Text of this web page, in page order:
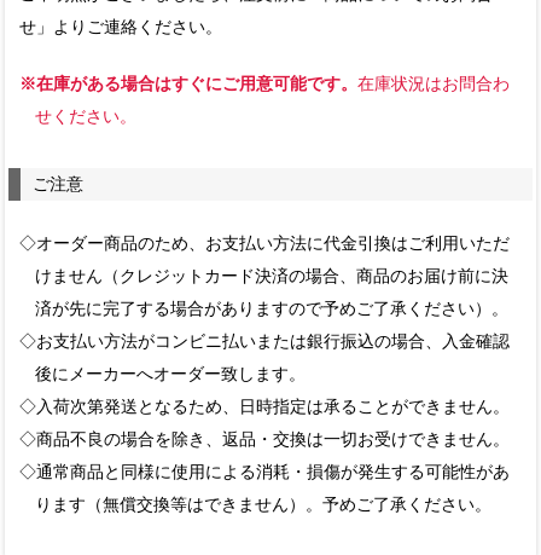
せ」よりご連絡ください。
※在庫がある場合はすぐにご用意可能です。 在庫状況はお問合わ
せください。
ご注意
◇オーダー商品のため、お支払い方法に代金引換はご利用いただ
けません（クレジットカード決済の場合、商品のお届け前に決
済が先に完了する場合がありますので予めご了承ください）。
◇お支払い方法がコンビニ払いまたは銀行振込の場合、入金確認
後にメーカーへオーダー致します。
◇入荷次第発送となるため、日時指定は承ることができません。
◇商品不良の場合を除き、返品・交換は一切お受けできません。
◇通常商品と同様に使用による消耗・損傷が発生する可能性があ
ります（無償交換等はできません）。予めご了承ください。